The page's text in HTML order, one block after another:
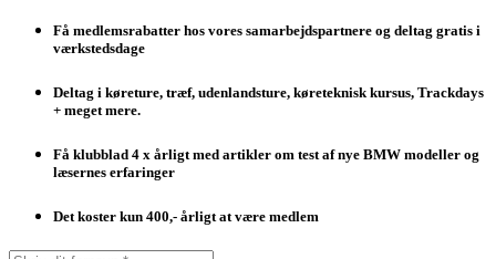
Få medlemsrabatter hos vores samarbejdspartnere og deltag gratis i
værkstedsdage
Deltag i køreture, træf, udenlandsture, køreteknisk kursus, Trackdays
+ meget mere.
Få klubblad 4 x årligt med artikler om test af nye BMW modeller og
læsernes erfaringer
Det koster kun 400,- årligt at være medlem